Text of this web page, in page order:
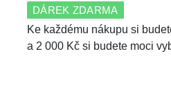
DÁREK ZDARMA
Ke každému nákupu si
a 2 000 Kč si budete moci